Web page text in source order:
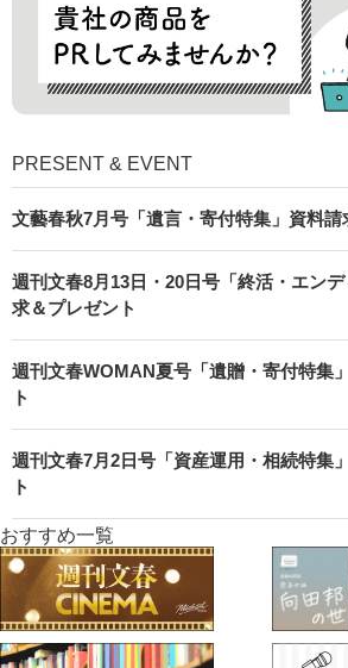
PRESENT & EVENT
文藝春秋7月号「遺言・寄付特集」資料請
週刊文春8月13日・20日号「終活・エン
求＆プレゼント
週刊文春WOMAN夏号「遺贈・寄付特集
ト
週刊文春7月2日号「資産運用・相続特集
ト
おすすめ一覧